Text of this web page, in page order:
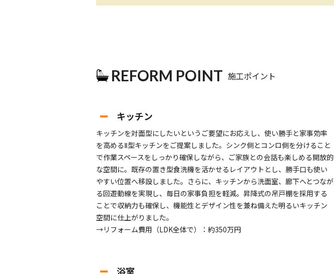
REFORM POINT 施工ポイント
キッチン
キッチンを対面型にしたいというご要望にお応えし、使い勝手と家事効率
を高めるⅡ型キッチンをご提案しました。シンク側とコンロ側を分けること
で作業スペースをしっかり確保しながら、ご家族との会話も楽しめる開放的
な空間に。既存の置き型食洗機を活かせるレイアウトとし、勝手口も使い
やすい位置へ移設しました。さらに、キッチンから洗面室、廊下へとつなが
る回遊動線を実現し、毎日の家事負担を軽減。昇降式の吊戸棚を採用する
ことで収納力も確保し、機能性とデザイン性を兼ね備えた明るいキッチン
空間に仕上がりました。
→リフォーム費用（LDK全体で）：約350万円
浴室